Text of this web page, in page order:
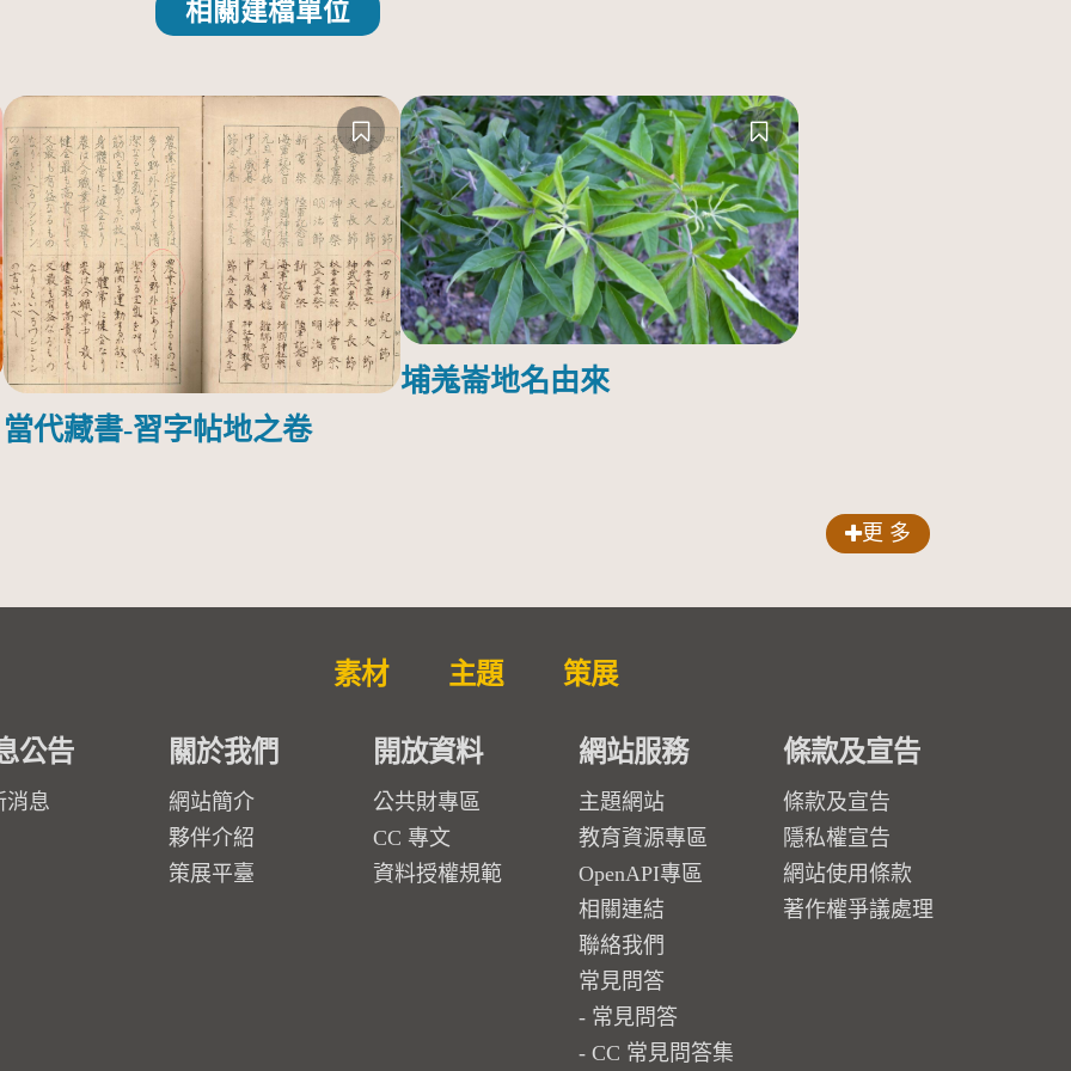
相關建檔單位
當代藏書-習字帖地之卷
埔羗崙地名由來
更 多
素材 主題 策展
公告
消息
關於我們
網站簡介
夥伴介紹
策展平臺
開放資料
公共財專區
CC 專文
資料授權規範
網站服務
主題網站
教育資源專區
OpenAPI專區
相關連結
聯絡我們
常見問答
常見問答
CC 常見問答集
條款及宣告
條款及宣告
隱私權宣告
網站使用條款
著作權爭議處理